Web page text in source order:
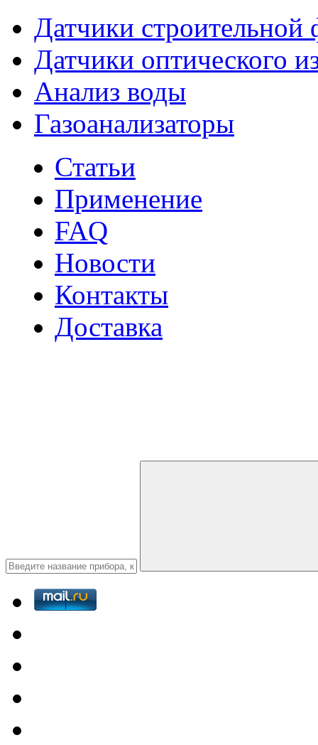
Датчики строительной
Датчики оптического
Анализ воды
Газоанализаторы
Статьи
Применение
FAQ
Новости
Контакты
Доставка